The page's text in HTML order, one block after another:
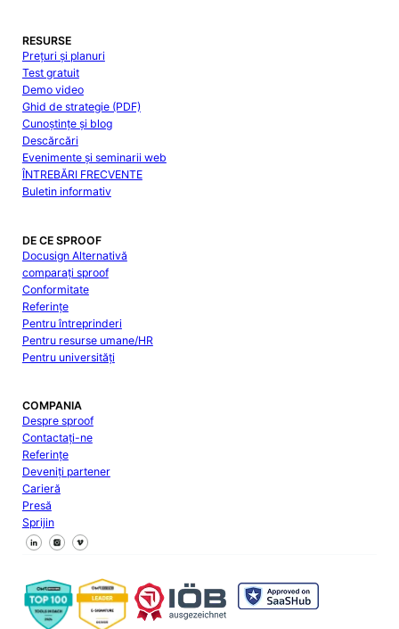
RESURSE
Prețuri și planuri
Test gratuit
Demo video
Ghid de strategie (PDF)
Cunoștințe și blog
Descărcări
Evenimente și seminarii web
ÎNTREBĂRI FRECVENTE
Buletin informativ
DE CE SPROOF
Docusign Alternativă
comparați sproof
Conformitate
Referințe
Pentru întreprinderi
Pentru resurse umane/HR
Pentru universități
COMPANIA
Despre sproof
Contactați-ne
Referințe
Deveniți partener
Carieră
Presă
Sprijin
Urmăriți-ne pe Facebook
Urmăriți-ne pe X
Urmăriți-ne pe LinkedIn